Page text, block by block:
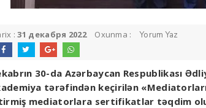
:31 декабря 2022 Oxunma : Yorum Yaz
30-da Azərbaycan Respublikası
tərəfindən keçirilən
mediatorlara sertifikatlar təqdim